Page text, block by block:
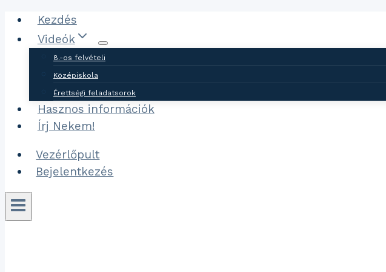
Ugrás
tartalomhoz
Kezdés
Videók
8.-os felvételi
Középiskola
Érettségi feladatsorok
Hasznos információk
Írj Nekem!
Vezérlőpult
Bejelentkezés